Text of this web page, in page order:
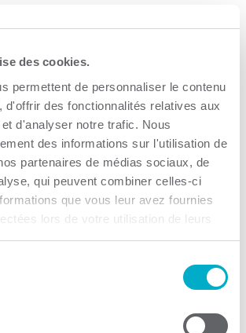
des cookies.
permettent de personnaliser le contenu
d'offrir des fonctionnalités relatives aux
d'analyser notre trafic. Nous
des informations sur l'utilisation de
partenaires de médias sociaux, de
qui peuvent combiner celles-ci
que vous leur avez fournies
lors de votre utilisation de leurs
du savoir
le site Web
Rivières